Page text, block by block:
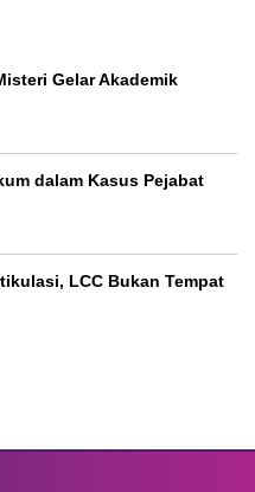
Gelar Akademik
dalam Kasus Pejabat
LCC Bukan Tempat